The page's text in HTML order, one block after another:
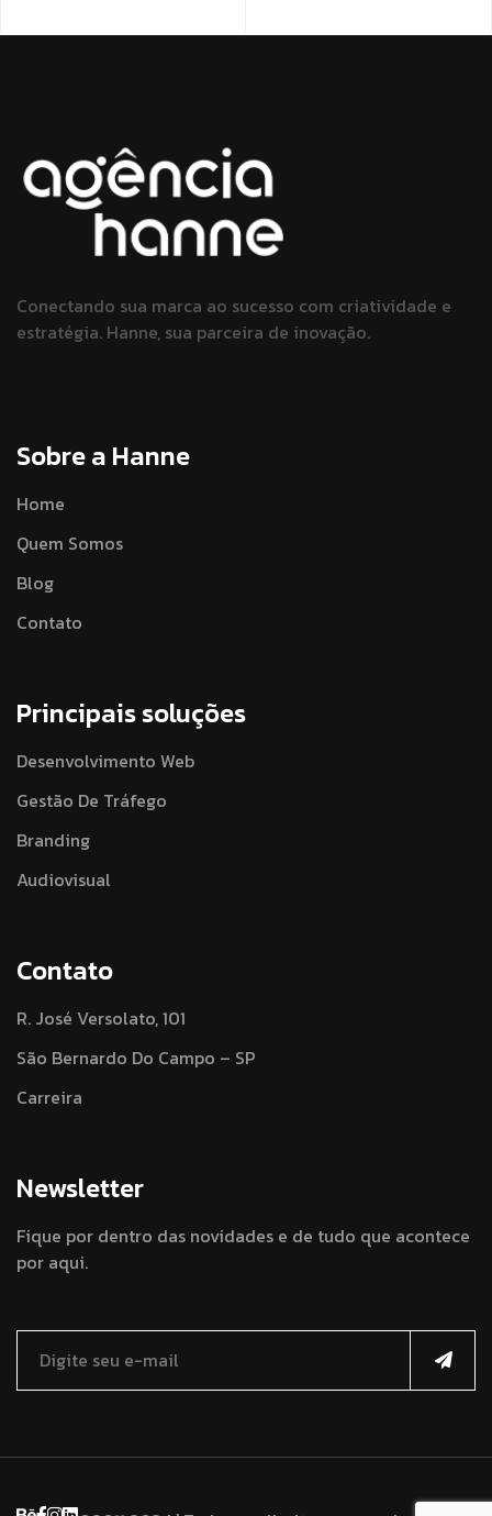
Conectando sua marca ao sucesso com criatividade e
estratégia. Hanne, sua parceira de inovação.
Sobre a Hanne
Home
Quem Somos
Blog
Contato
Principais soluções
Desenvolvimento Web
Gestão De Tráfego
Branding
Audiovisual
Contato
R. José Versolato, 101
São Bernardo Do Campo – SP
Carreira
Newsletter
Fique por dentro das novidades e de tudo que acontece
por aqui.